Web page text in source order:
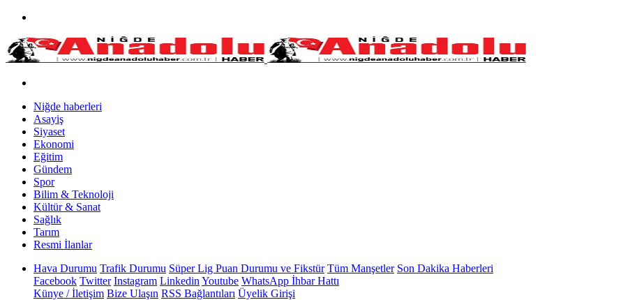
Niğde haberleri
Asayiş
Siyaset
Ekonomi
Eğitim
Gündem
Spor
Bilim & Teknoloji
Kültür & Sanat
Sağlık
Tarım
Resmi İlanlar
Hava Durumu Trafik Durumu Süper Lig Puan Durumu ve Fikstür Tüm Manşetler Son Dakika Haberleri
Facebook Twitter Instagram Linkedin Youtube WhatsApp İhbar Hattı
Künye / İletişim Bize Ulaşın RSS Bağlantıları Üyelik Girişi